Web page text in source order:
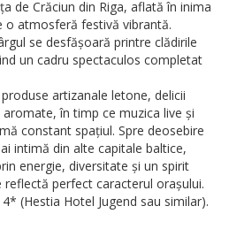
de Crăciun din Riga, aflată în inima
o atmosferă festivă vibrantă.
se desfășoară printre clădirile
un cadru spectaculos completat
artizanale letone, delicii
în timp ce muzica live și
constant spațiul. Spre deosebire
intimă din alte capitale baltice,
energie, diversitate și un spirit
perfect caracterul orașului.
(Hestia Hotel Jugend sau similar).